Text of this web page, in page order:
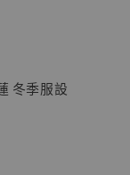
冬季服設